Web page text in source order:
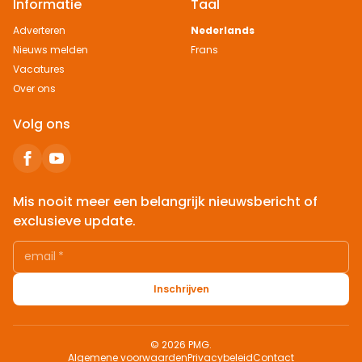
Informatie
Adverteren
Nieuws melden
Vacatures
Over ons
Taal
Nederlands
Frans
Volg ons
Mis nooit meer een belangrijk nieuwsbericht of
exclusieve update.
email *
Inschrijven
© 2026 PMG.
Algemene voorwaardenPrivacybeleidContact